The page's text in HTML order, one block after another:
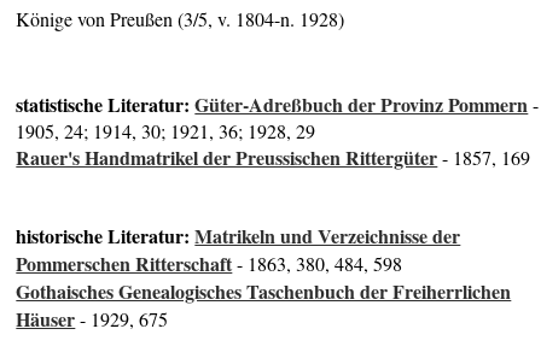
Könige von Preußen (3/5, v. 1804-n. 1928)
statistische Literatur:Güter-Adreßbuch der Provinz Pommern-
1905, 24; 1914, 30; 1921, 36; 1928, 29
Rauer's Handmatrikel der Preussischen Rittergüter- 1857, 169
historische Literatur:Matrikeln und Verzeichnisse der
Pommerschen Ritterschaft- 1863, 380, 484, 598
Gothaisches Genealogisches Taschenbuch der Freiherrlichen
Häuser- 1929, 675